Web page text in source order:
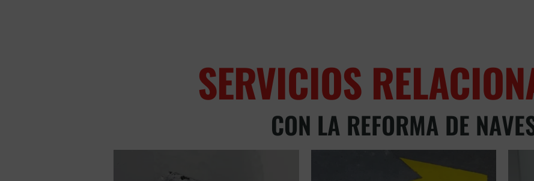
SERVICIOS
CON LA REFORMA DE